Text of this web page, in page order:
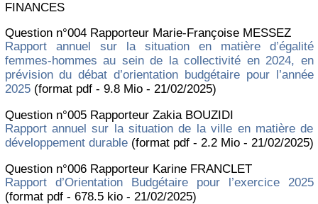
FINANCES
Question n°004 Rapporteur Marie-Françoise MESSEZ
Rapport annuel sur la situation en matière d’égalité
femmes-hommes au sein de la collectivité en 2024, en
prévision du débat d’orientation budgétaire pour l’année
2025 (format pdf - 9.8 Mio - 21/02/2025)
Question n°005 Rapporteur Zakia BOUZIDI
Rapport annuel sur la situation de la ville en matière de
développement durable(format pdf - 2.2 Mio - 21/02/2025)
Question n°006 Rapporteur Karine FRANCLET
Rapport d’Orientation Budgétaire pour l’exercice 2025
(format pdf - 678.5 kio - 21/02/2025)